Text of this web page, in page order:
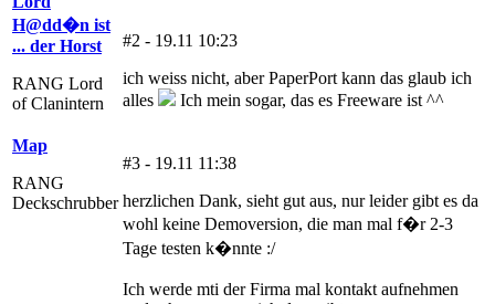
H@dd�n ist
... der Horst
RANG Lord
of Clanintern
#2 - 19.11 10:23
ich weiss nicht, aber PaperPort kann das glaub ich
alles
Ich mein sogar, das es Freeware ist ^^
Map
RANG
Deckschrubber
#3 - 19.11 11:38
herzlichen Dank, sieht gut aus, nur leider gibt es da
wohl keine Demoversion, die man mal f�r 2-3
Tage testen k�nnte :/
Ich werde mti der Firma mal kontakt aufnehmen